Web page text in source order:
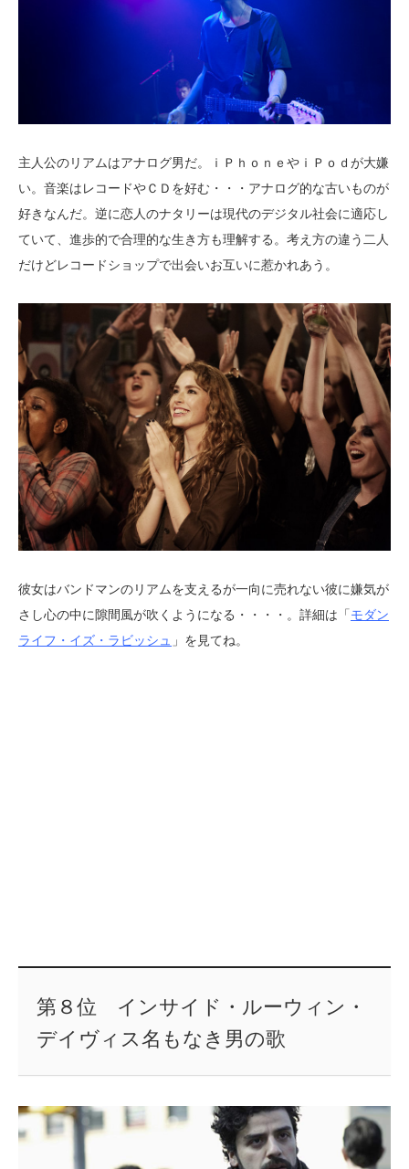
主人公のリアムはアナログ男だ。ｉＰｈｏｎｅやｉＰｏｄが大嫌
い。音楽はレコードやＣＤを好む・・・アナログ的な古いものが
好きなんだ。逆に恋人のナタリーは現代のデジタル社会に適応し
ていて、進歩的で合理的な生き方も理解する。考え方の違う二人
だけどレコードショップで出会いお互いに惹かれあう。
彼女はバンドマンのリアムを支えるが一向に売れない彼に嫌気が
さし心の中に隙間風が吹くようになる・・・・。詳細は「モダン
ライフ・イズ・ラビッシュ 」を見てね。
第８位 インサイド・ルーウィン・
デイヴィス名もなき男の歌